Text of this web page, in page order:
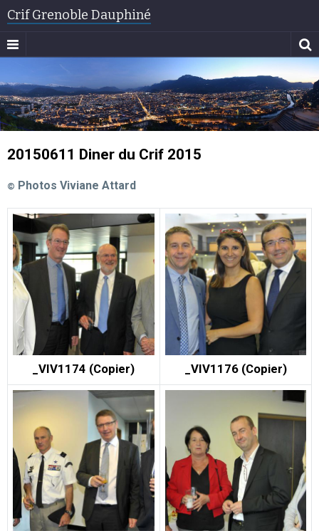
Crif Grenoble Dauphiné
20150611 Diner du Crif 2015
© Photos Viviane Attard
_VIV1174 (Copier) _VIV1176 (Copier)